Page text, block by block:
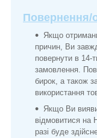
Повернення/
Якщо
причин, Ви
повернути в 14-
замовлення.
бирок, а також за
використання
Якщо Ви
відмовитися на
разі буде